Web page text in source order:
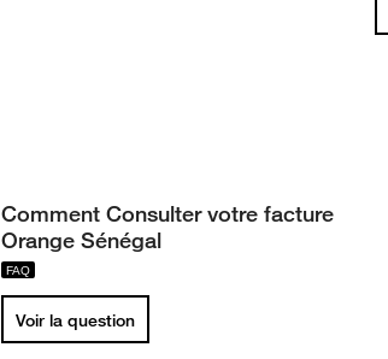
Comment Consulter votre facture
Orange Sénégal
Voir la question